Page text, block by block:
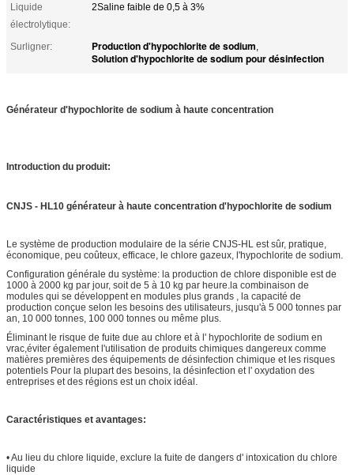
Liquide
électrolytique:
2Saline faible de 0,5 à 3%
Surligner: Production d'hypochlorite de sodium,
Solution d'hypochlorite de sodium pour désinfection
Générateur d'hypochlorite de sodium à haute concentration
Introduction du produit:
CNJS - HL10 générateur à haute concentration d'hypochlorite de sodium
Le système de production modulaire de la série CNJS-HL est sûr, pratique,
économique, peu coûteux, efficace, le chlore gazeux, l'hypochlorite de sodium.
Configuration générale du système: la production de chlore disponible est de
1000 à 2000 kg par jour, soit de 5 à 10 kg par heure.la combinaison de
modules qui se développent en modules plus grands , la capacité de
production conçue selon les besoins des utilisateurs, jusqu'à 5 000 tonnes par
an, 10 000 tonnes, 100 000 tonnes ou même plus.
Éliminant le risque de fuite due au chlore et à l' hypochlorite de sodium en
vrac,éviter également l'utilisation de produits chimiques dangereux comme
matières premières des équipements de désinfection chimique et les risques
potentiels Pour la plupart des besoins, la désinfection et l' oxydation des
entreprises et des régions est un choix idéal.
Caractéristiques et avantages:
• Au lieu du chlore liquide, exclure la fuite de dangers d' intoxication du chlore
liquide